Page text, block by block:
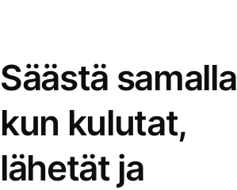
Säästä samalla
kun kulutat,
lähetät ja